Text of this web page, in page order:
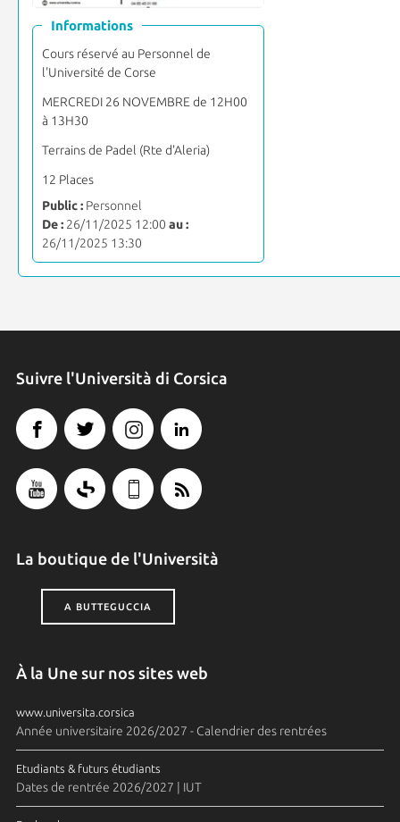
Informations
Cours réservé au Personnel de
l'Université de Corse
MERCREDI 26 NOVEMBRE de 12H00
à 13H30
Terrains de Padel (Rte d'Aleria)
12 Places
Public :Personnel
De :26/11/2025 12:00 au :
26/11/2025 13:30
Suivre l'Università di Corsica
La boutique de l'Università
A BUTTEGUCCIA
À la Une sur nos sites web
www.universita.corsica
Année universitaire 2026/2027 - Calendrier des rentrées
Etudiants & futurs étudiants
Dates de rentrée 2026/2027 | IUT